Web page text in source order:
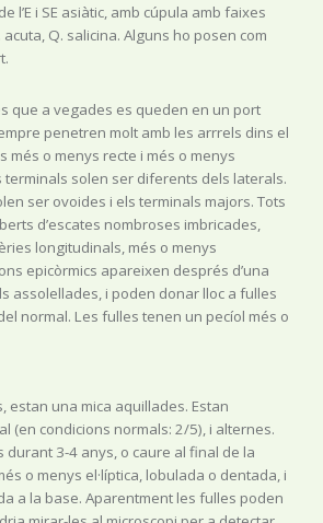
l’E i SE asiàtic, amb cúpula amb faixes
Q. salicina. Alguns ho posen com
que a vegades es queden en un port
penetren molt amb les arrrels dins el
més o menys recte i més o menys
terminals solen ser diferents dels laterals.
ser ovoides i els terminals majors. Tots
d’escates nombroses imbricades,
longitudinals, més o menys
epicòrmics apareixen després d’una
assolellades, i poden donar lloc a fulles
normal. Les fulles tenen un pecíol més o
estan una mica aquillades. Estan
(en condicions normals: 2/5), i alternes.
durant 3-4 anys, o caure al final de la
o menys el·líptica, lobulada o dentada, i
a la base. Aparentment les fulles poden